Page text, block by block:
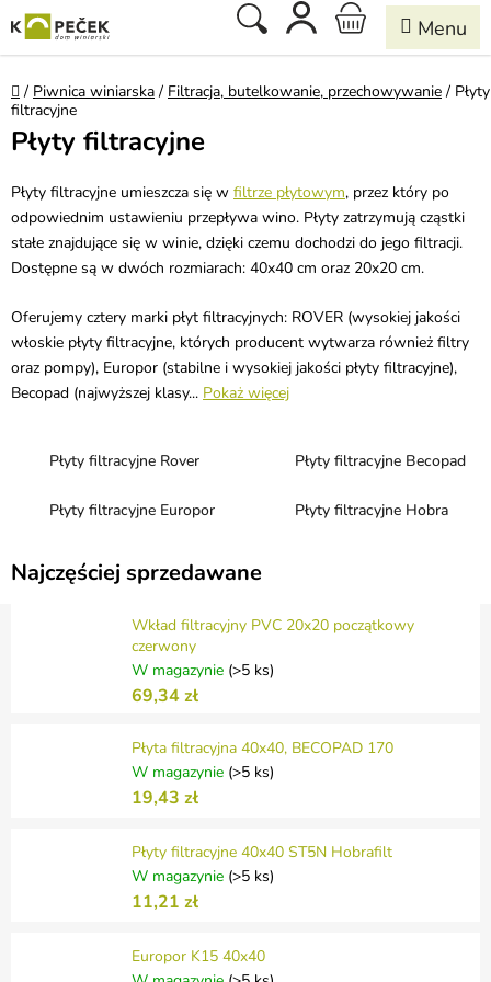
do
treści
Szukaj KOSZYK
Home
/ Piwnica winiarska / Filtracja, butelkowanie, przechowywanie / Płyty
filtracyjne
Płyty filtracyjne
Płyty filtracyjne umieszcza się w filtrze płytowym, przez który po
odpowiednim ustawieniu przepływa wino. Płyty zatrzymują cząstki
stałe znajdujące się w winie, dzięki czemu dochodzi do jego filtracji.
Dostępne są w dwóch rozmiarach: 40x40 cm oraz 20x20 cm.
Oferujemy cztery marki płyt filtracyjnych: ROVER (wysokiej jakości
włoskie płyty filtracyjne, których producent wytwarza również filtry
oraz pompy), Europor (stabilne i wysokiej jakości płyty filtracyjne),
Becopad (najwyższej klasy... Pokaż więcej
Płyty filtracyjne Rover Płyty filtracyjne Becopad
Płyty filtracyjne Europor Płyty filtracyjne Hobra
Najczęściej sprzedawane
Wkład filtracyjny PVC 20x20 początkowy
czerwony
W magazynie (>5 ks)
69,34 zł
Płyta filtracyjna 40x40, BECOPAD 170
W magazynie (>5 ks)
19,43 zł
Płyty filtracyjne 40x40 ST5N Hobrafilt
W magazynie (>5 ks)
11,21 zł
Europor K15 40x40